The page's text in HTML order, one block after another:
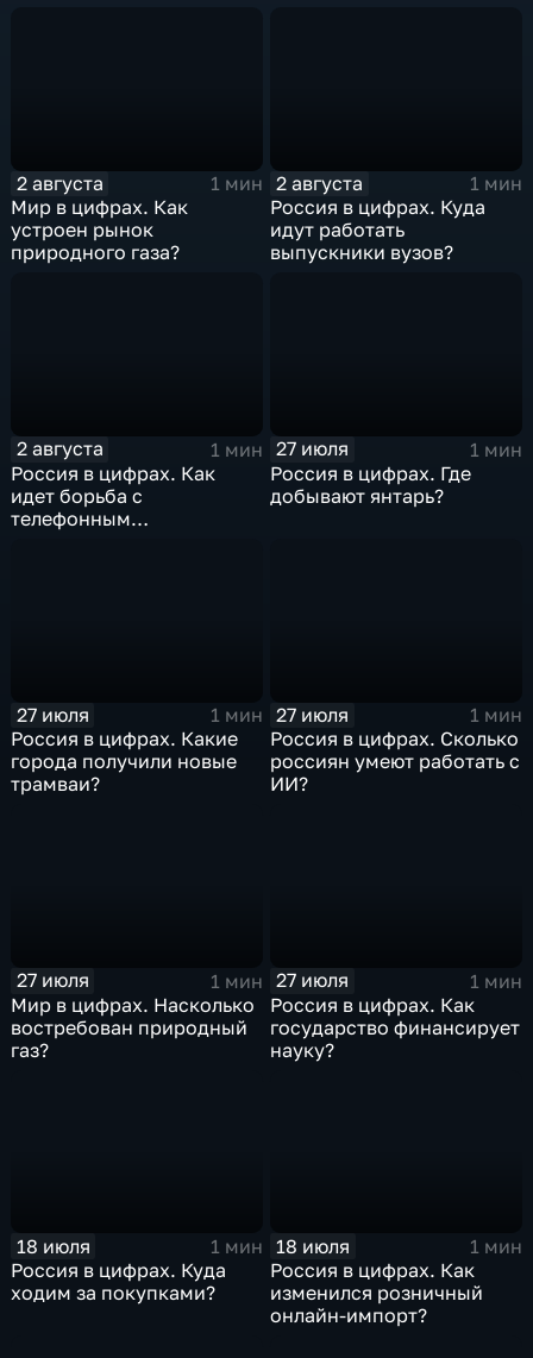
2 августа
1 мин
Мир в цифрах. Как
устроен рынок
природного газа?
2 августа
1 мин
Россия в цифрах. Куда
идут работать
выпускники вузов?
2 августа
1 мин
Россия в цифрах. Как
идет борьба с
телефонным
27 июля
1 мин
Россия в цифрах. Где
добывают янтарь?
27 июля
1 мин
Россия в цифрах. Какие
города получили новые
трамваи?
27 июля
1 мин
Россия в цифрах. Сколько
россиян умеют работать с
ИИ?
27 июля
1 мин
Мир в цифрах. Насколько
востребован природный
газ?
27 июля
1 мин
Россия в цифрах. Как
государство финансирует
науку?
18 июля
1 мин
Россия в цифрах. Куда
ходим за покупками?
18 июля
1 мин
Россия в цифрах. Как
изменился розничный
онлайн-импорт?